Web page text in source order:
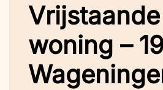
Vrijstaande
woning –